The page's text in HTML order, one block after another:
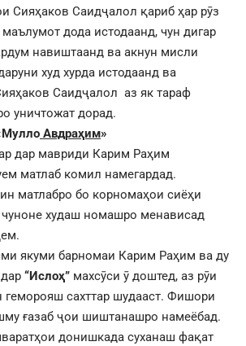
Сияҳаков Саидҷалол қариб ҳар рӯз
дода истодаанд, чун дигар
навиштаанд ва акнун мисли
худ хурда истодаанд ва
Саидҷалол аз як тараф
уничтожат дорад.
Авдраҳим»
дар мавриди Карим Раҳим
матлаб комил намегардад.
матлабро бо корномаҳои сиёҳи
худаш номашро менависад
якуми барномаи Карим Раҳим ва ду
“Ислоҳ” махсӯси ӯ доштед, аз рӯи
сахттар шудааст. Фишори
ғазаб ҷои шиштанашро намеёбад.
донишкада суханаш фақат